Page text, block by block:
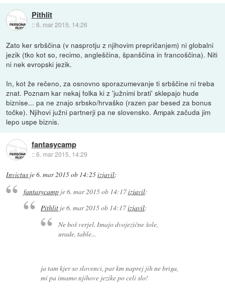
Pithlit
::6. mar 2015, 14:26
Zato ker srbščina (v nasprotju z njihovim prepričanjem) ni globalni
jezik (tko kot so, recimo, angleščina, španščina in francoščina). Niti
ni nek evropski jezik.
In, kot že rečeno, za osnovno sporazumevanje ti srbščine ni treba
znat. Poznam kar nekaj folka ki z 'južnimi brati' sklepajo hude
biznise... pa ne znajo srbsko/hrvaško (razen par besed za bonus
točke). Njihovi južni partnerji pa ne slovensko. Ampak začuda jim
lepo uspe biznis.
fantasycamp
::6. mar 2015, 14:29
Invictus je6. mar 2015 ob 14:25izjavil:
fantasycampje6. mar 2015 ob 14:17izjavil:
Pithlit je6. mar 2015 ob 14:17izjavil:
Ne boš verjel. Imajo dvojezične šole,
urade, table...
ja tam kjer so slovenci, par km naprej jih ne briga,
mi pa imamo njihove jezike po celi slo!